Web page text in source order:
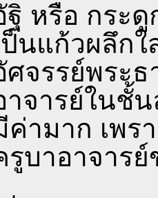
ฐิ หรือ กระ
ป็นแก้วผลึก
ศจรรย์พระ
าจารย์ในชั้
ค่ามาก เพร
รูบาอาจารย์